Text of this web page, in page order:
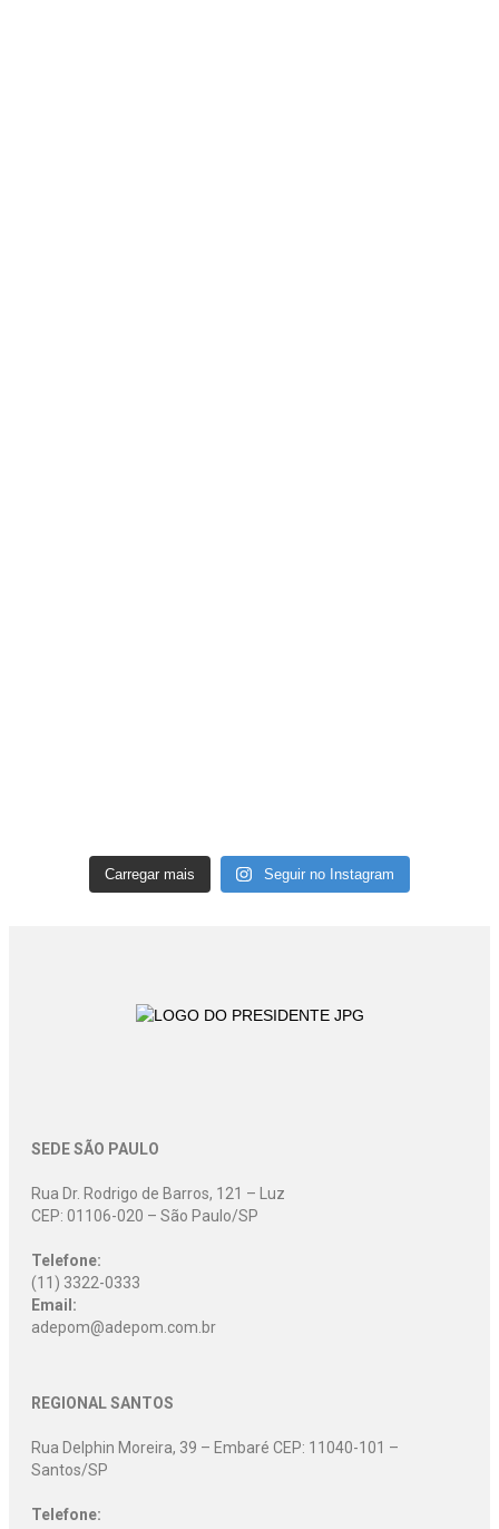
Carregar mais Seguir no Instagram
SEDE SÃO PAULO
Rua Dr. Rodrigo de Barros, 121 – Luz
CEP: 01106-020 – São Paulo/SP
Telefone:
(11) 3322-0333
Email:
adepom@adepom.com.br
REGIONAL SANTOS
Rua Delphin Moreira, 39 – Embaré CEP: 11040-101 –
Santos/SP
Telefone: